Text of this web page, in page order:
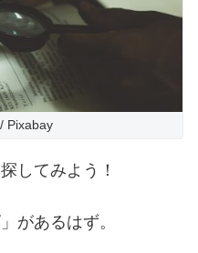
/ Pixabay
してみよう！
があるはず。